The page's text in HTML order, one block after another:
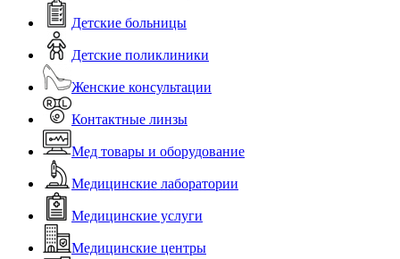
Детские больницы
Детские поликлиники
Женские консультации
Контактные линзы
Мед товары и оборудование
Медицинские лаборатории
Медицинские услуги
Медицинские центры